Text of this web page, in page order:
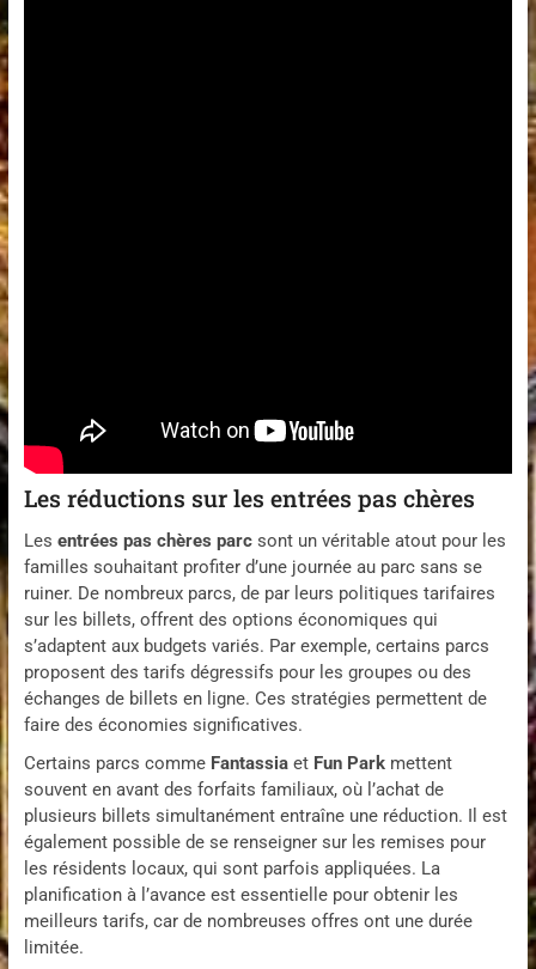
Les réductions sur les entrées pas chères
Les entrées pas chères parcsont un véritable atout pour les
familles souhaitant profiter d’une journée au parc sans se
ruiner. De nombreux parcs, de par leurs politiques tarifaires
sur les billets, offrent des options économiques qui
s’adaptent aux budgets variés. Par exemple, certains parcs
proposent des tarifs dégressifs pour les groupes ou des
échanges de billets en ligne. Ces stratégies permettent de
faire des économies significatives.
Certains parcs comme Fantassiaet Fun Parkmettent
souvent en avant des forfaits familiaux, où l’achat de
plusieurs billets simultanément entraîne une réduction. Il est
également possible de se renseigner sur les remises pour
les résidents locaux, qui sont parfois appliquées. La
planification à l’avance est essentielle pour obtenir les
meilleurs tarifs, car de nombreuses offres ont une durée
limitée.